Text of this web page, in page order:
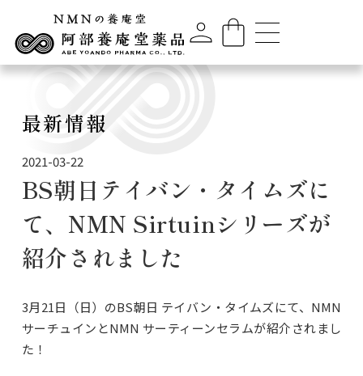
最新情報
2021-03-22
BS朝日テイバン・タイムズに
て、NMN Sirtuinシリーズが
紹介されました
3月21日（日）のBS朝日 テイバン・タイムズにて、NMN
サーチュインとNMN サーティーンセラムが紹介されまし
た！